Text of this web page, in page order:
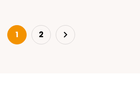
1 2 Suivant
